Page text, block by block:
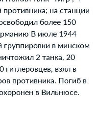
на станции
более 150
В июле 1944
группировки в минском
2 танка, 20
взял в
противника. Погиб в
в Вильнюсе.